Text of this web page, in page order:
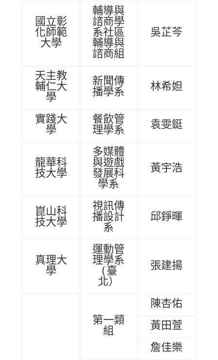
國立彰
化師範
大學
輔導與
諮商學
系社區
輔導與
諮商組
吳芷芩
天主教
輔仁大
學
新聞傳
播學系 林希妲
實踐大
學
餐飲管
理學系 袁雯鋌
龍華科
技大學
多媒體
與遊戲
發展科
學系
黃宇浩
崑山科
技大學
視訊傳
播設計
系
邱錚暉
真理大
學
運動管
理學系
(臺
北）
張建揚
第一類
組
陳杏佑
黃田萱
詹佳樂